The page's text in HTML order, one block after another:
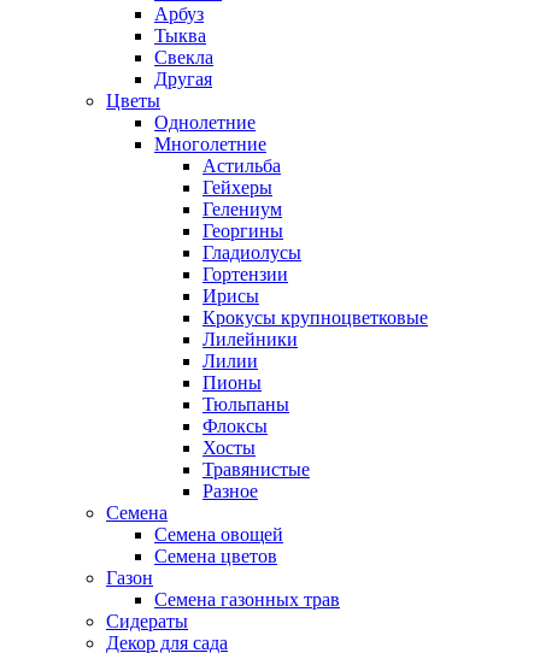
Арбуз
Тыква
Свекла
Другая
Цветы
Однолетние
Многолетние
Астильба
Гейхеры
Гелениум
Георгины
Гладиолусы
Гортензии
Ирисы
Крокусы крупноцветковые
Лилейники
Лилии
Пионы
Тюльпаны
Флоксы
Хосты
Травянистые
Разное
Семена
Семена овощей
Семена цветов
Газон
Семена газонных трав
Сидераты
Декор для сада